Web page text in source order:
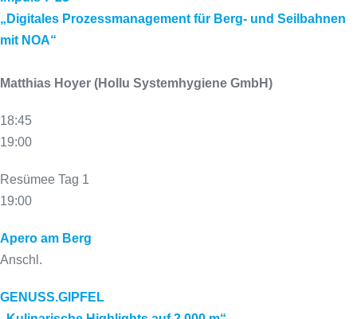
„Digitales Prozessmanagement für Berg- und Seilbahnen
mit NOA“
Matthias Hoyer (Hollu Systemhygiene GmbH)
18:45
19:00
Resümee Tag 1
19:00
Apero am Berg
Anschl.
GENUSS.GIPFEL